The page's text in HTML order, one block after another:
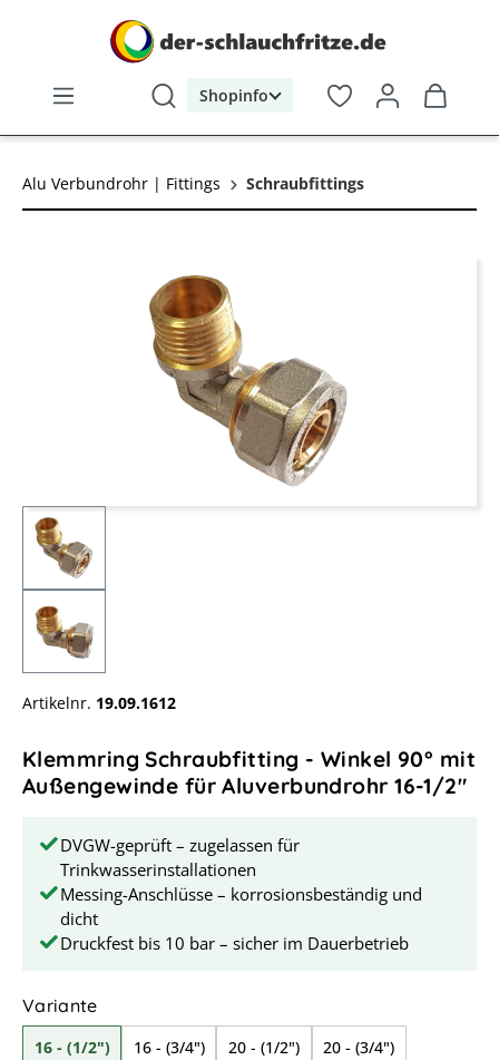
Shopinfo
Alu Verbundrohr | Fittings Schraubfittings
Artikelnr. 19.09.1612
Klemmring Schraubfitting - Winkel 90° mit
Außengewinde für Aluverbundrohr 16-1/2"
DVGW-geprüft – zugelassen für
Trinkwasserinstallationen
Messing-Anschlüsse – korrosionsbeständig und
dicht
Druckfest bis 10 bar – sicher im Dauerbetrieb
Varianteauswählen
16 - (1/2") 16 - (3/4") 20 - (1/2") 20 - (3/4")